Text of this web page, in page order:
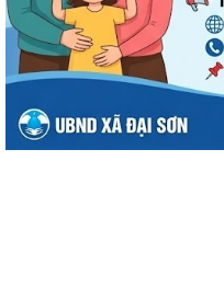
UBND xã Đại Sơn triển khai
2026
Đình chỉ lưu hành, thu hồi và
Đại Sơn hoàn thành công tác